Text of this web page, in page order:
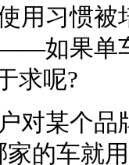
用习惯
如果单
求呢?
某个品
的车就